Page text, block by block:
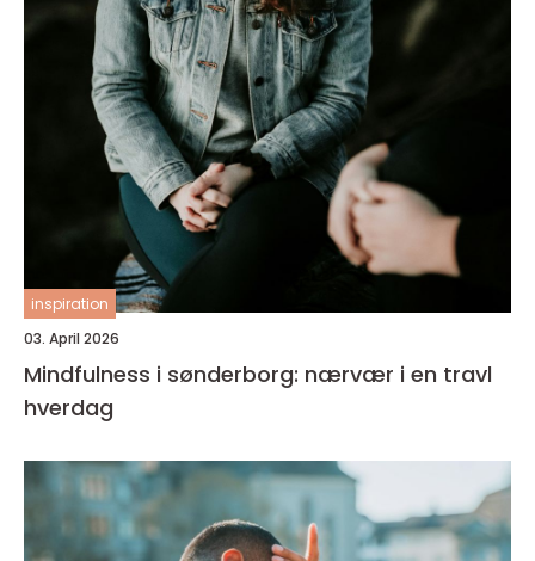
inspiration
03. April 2026
Mindfulness i sønderborg: nærvær i en travl
hverdag